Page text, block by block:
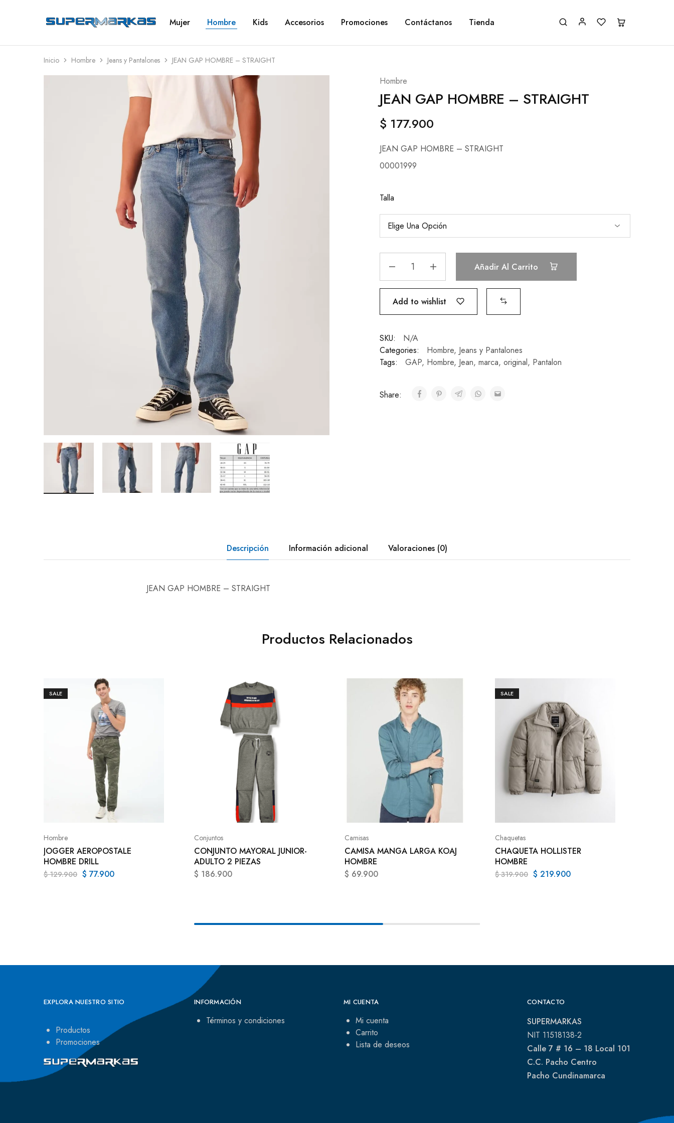
SuperMarkas
Ropa
Envío
gratis*
Mujer Hombre Kids Accesorios Promociones Contáctanos Tienda
Inicio Hombre Jeans y Pantalones JEAN GAP HOMBRE – STRAIGHT
Hombre
JEAN GAP HOMBRE – STRAIGHT
$ 177.900
JEAN GAP HOMBRE – STRAIGHT
00001999
Talla
Añadir Al Carrito
Add to wishlist
SKU:
N/A
Categories:
Hombre, Jeans y Pantalones
Tags:
GAP, Hombre, Jean, marca, original, Pantalon
Share:
Descripción Información adicional Valoraciones (0)
JEAN GAP HOMBRE – STRAIGHT
Productos Relacionados
SALE
Hombre
JOGGER AEROPOSTALE
HOMBRE DRILL
$129.900 $ 77.900
Conjuntos
CONJUNTO MAYORAL JUNIOR-
ADULTO 2 PIEZAS
$ 186.900
Camisas
CAMISA MANGA LARGA KOAJ
HOMBRE
$ 69.900
SALE
Chaquetas
CHAQUETA HOLLISTER
HOMBRE
$319.900 $ 219.900
EXPLORA NUESTRO SITIO
Productos
Promociones
INFORMACIÓN
Términos y condiciones
MI CUENTA
Mi cuenta
Carrito
Lista de deseos
CONTACTO
SUPERMARKAS
NIT 11518138-2
Calle 7 # 16 – 18 Local 101
C.C. Pacho Centro
Pacho Cundinamarca